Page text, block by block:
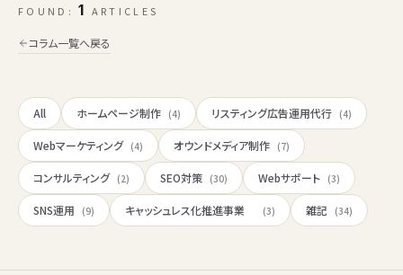
FOUND:1 ARTICLES
コラム一覧へ戻る
All ホームページ制作 (4) リスティング広告運用代行 (4)
Webマーケティング (4) オウンドメディア制作 (7)
コンサルティング (2) SEO対策 (30) Webサポート (3)
SNS運用 (9) キャッシュレス化推進事業 (3) 雑記 (34)